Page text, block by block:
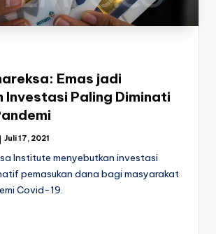
Emas jadi
Investasi Paling Diminati
Juli 17, 2021
Institute menyebutkan investasi
pemasukan dana bagi masyarakat
Covid-19.